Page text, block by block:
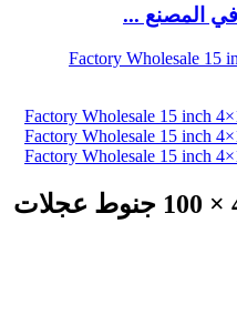
في المصنع ...
مصنع الجملة 15 بوصة 4 × 100 جنوط عجلات